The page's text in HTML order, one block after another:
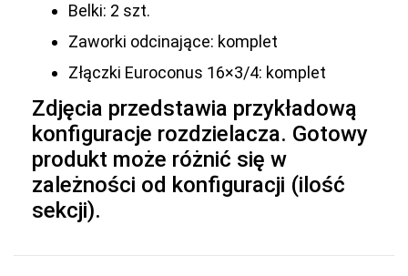
Belki: 2 szt.
Zaworki odcinające: komplet
Złączki Euroconus 16×3/4: komplet
Zdjęcia przedstawia przykładową
konfiguracje rozdzielacza. Gotowy
produkt może różnić się w
zależności od konfiguracji (ilość
sekcji).